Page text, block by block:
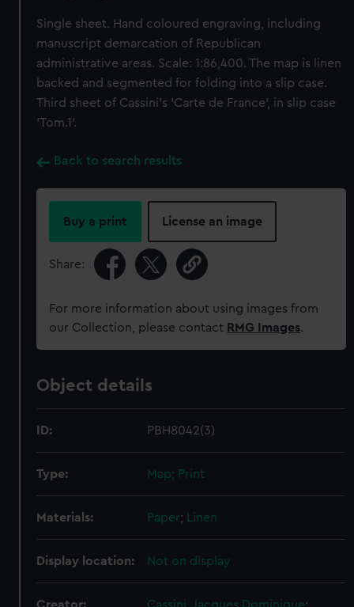
Single sheet. Hand coloured engraving, including
manuscript demarcation of Republican
administrative areas. Scale: 1:86,400. The map is linen
backed and segmented for folding into a slip case.
Third sheet of Cassini's 'Carte de France', in slip case
'Tom.1'.
Back to search results
Buy a print License an image
Share:
For more information about using images from
our Collection, please contact RMG Images.
Object details
ID: PBH8042(3)
Type: Map; Print
Materials: Paper; Linen
Display location: Not on display